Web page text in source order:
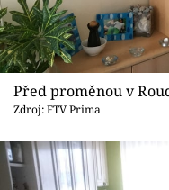
Před proměnou v
Zdroj: FTV Prima